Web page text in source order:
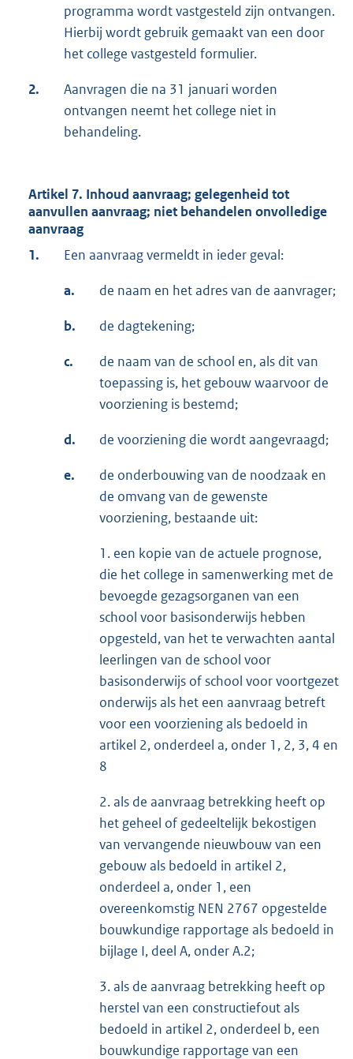
programma wordt vastgesteld zijn ontvangen.
Hierbij wordt gebruik gemaakt van een door
het college vastgesteld formulier.
2.
Aanvragen die na 31 januari worden
ontvangen neemt het college niet in
behandeling.
Artikel 7. Inhoud aanvraag; gelegenheid tot
aanvullen aanvraag; niet behandelen onvolledige
aanvraag
1.
Een aanvraag vermeldt in ieder geval:
a. de naam en het adres van de aanvrager;
b. de dagtekening;
c.
de naam van de school en, als dit van
toepassing is, het gebouw waarvoor de
voorziening is bestemd;
d. de voorziening die wordt aangevraagd;
e.
de onderbouwing van de noodzaak en
de omvang van de gewenste
voorziening, bestaande uit:
1. een kopie van de actuele prognose,
die het college in samenwerking met de
bevoegde gezagsorganen van een
school voor basisonderwijs hebben
opgesteld, van het te verwachten aantal
leerlingen van de school voor
basisonderwijs of school voor voortgezet
onderwijs als het een aanvraag betreft
voor een voorziening als bedoeld in
artikel 2, onderdeel a, onder 1, 2, 3, 4 en
8
2. als de aanvraag betrekking heeft op
het geheel of gedeeltelijk bekostigen
van vervangende nieuwbouw van een
gebouw als bedoeld in artikel 2,
onderdeel a, onder 1, een
overeenkomstig NEN 2767 opgestelde
bouwkundige rapportage als bedoeld in
bijlage I, deel A, onder A.2;
3. als de aanvraag betrekking heeft op
herstel van een constructiefout als
bedoeld in artikel 2, onderdeel b, een
bouwkundige rapportage van een